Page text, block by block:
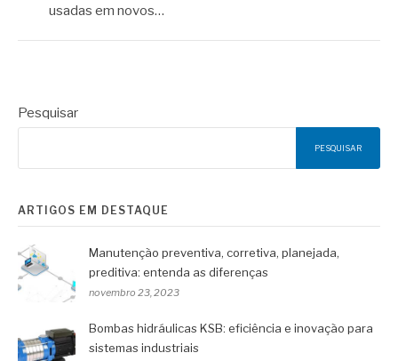
usadas em novos…
Pesquisar
PESQUISAR
ARTIGOS EM DESTAQUE
Manutenção preventiva, corretiva, planejada,
preditiva: entenda as diferenças
novembro 23, 2023
Bombas hidráulicas KSB: eficiência e inovação para
sistemas industriais